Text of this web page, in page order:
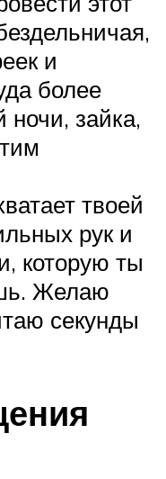
и
более
зайка,
твоей
рук и
которую ты
Желаю
секунды